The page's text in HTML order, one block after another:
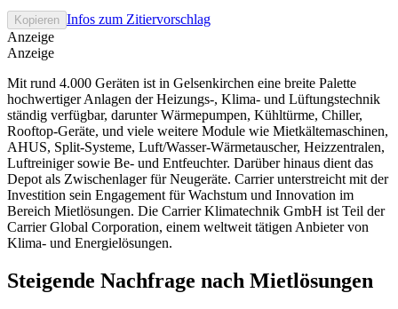
Kopieren Infos zum Zitiervorschlag
Anzeige
Anzeige
Mit rund 4.000 Geräten ist in Gelsenkirchen eine breite Palette
hochwertiger Anlagen der Heizungs-, Klima- und Lüftungstechnik
ständig verfügbar, darunter Wärmepumpen, Kühltürme, Chiller,
Rooftop-Geräte, und viele weitere Module wie Mietkältemaschinen,
AHUS, Split-Systeme, Luft/Wasser-Wärmetauscher, Heizzentralen,
Luftreiniger sowie Be- und Entfeuchter. Darüber hinaus dient das
Depot als Zwischenlager für Neugeräte. Carrier unterstreicht mit der
Investition sein Engagement für Wachstum und Innovation im
Bereich Mietlösungen. Die Carrier Klimatechnik GmbH ist Teil der
Carrier Global Corporation, einem weltweit tätigen Anbieter von
Klima- und Energielösungen.
Steigende Nachfrage nach Mietlösungen